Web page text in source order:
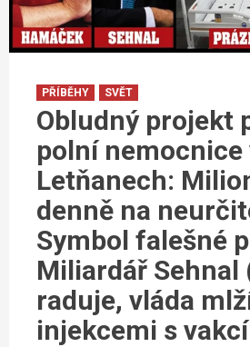
PŘÍBĚHY SVĚT
Obludný projekt
polní nemocnice
Letňanech:
denně na
Symbol falešné
Miliardář Sehnal
raduje, vláda
injekcemi s